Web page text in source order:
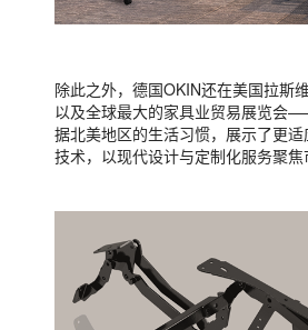
除此之外，德国OKIN还在美国拉斯
以及全球最大的家具业贸易展览会
据北美地区的生活习惯，展示了更
技术，以现代设计与定制化服务聚焦